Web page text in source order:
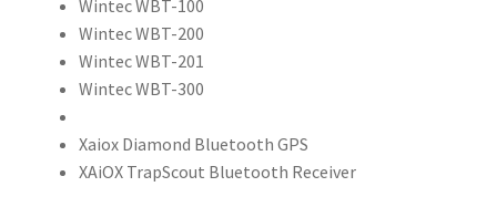
Wintec WBT-100
Wintec WBT-200
Wintec WBT-201
Wintec WBT-300
Xaiox Diamond Bluetooth GPS
XAiOX TrapScout Bluetooth Receiver